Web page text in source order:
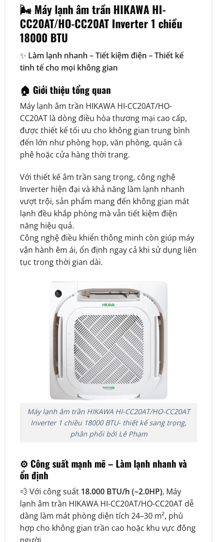
🌬️ Máy lạnh âm trần HIKAWA HI-
CC20AT/HO-CC20AT Inverter 1 chiều
18000 BTU
✨ Làm lạnh nhanh – Tiết kiệm điện – Thiết kế
tinh tế cho mọi không gian
🏠 Giới thiệu tổng quan
Máy lạnh âm trần HIKAWA HI-CC20AT/HO-
CC20AT là dòng điều hòa thương mại cao cấp,
được thiết kế tối ưu cho không gian trung bình
đến lớn như phòng họp, văn phòng, quán cà
phê hoặc cửa hàng thời trang.
Với thiết kế âm trần sang trọng, công nghệ
Inverter hiện đại và khả năng làm lạnh nhanh
vượt trội, sản phẩm mang đến không gian mát
lạnh đều khắp phòng mà vẫn tiết kiệm điện
năng hiệu quả.
Công nghệ điều khiển thông minh còn giúp máy
vận hành êm ái, ổn định ngay cả khi sử dụng liên
tục trong thời gian dài.
Máy lạnh âm trần HIKAWA HI-CC20AT/HO-CC20AT
Inverter 1 chiều 18000 BTU- thiết kế sang trọng,
phân phối bởi Lê Phạm
⚙️ Công suất mạnh mẽ – Làm lạnh nhanh và
ổn định
💨 Với công suất 18.000 BTU/h (~2.0HP), Máy
lạnh âm trần HIKAWA HI-CC20AT/HO-CC20AT dễ
dàng làm mát phòng diện tích 24–30 m², phù
hợp cho không gian trần cao hoặc khu vực đông